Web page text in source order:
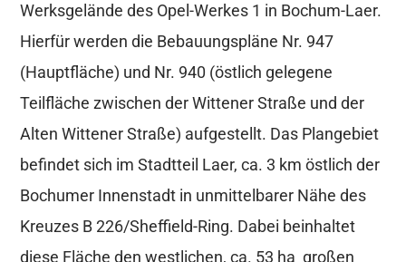
Werksgelände des Opel-Werkes 1 in Bochum-Laer.
Hierfür werden die Bebauungspläne Nr. 947
(Hauptfläche) und Nr. 940 (östlich gelegene
Teilfläche zwischen der Wittener Straße und der
Alten Wittener Straße) aufgestellt. Das Plangebiet
befindet sich im Stadtteil Laer, ca. 3 km östlich der
Bochumer Innenstadt in unmittelbarer Nähe des
Kreuzes B 226/Sheffield-Ring. Dabei beinhaltet
diese Fläche den westlichen, ca. 53 ha großen